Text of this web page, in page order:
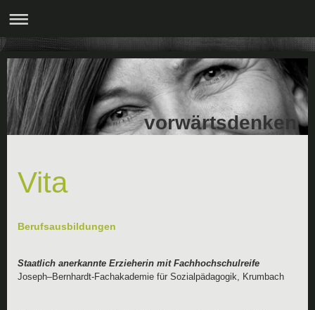
vorwärtsdenken
Vita
Berufsausbildungen